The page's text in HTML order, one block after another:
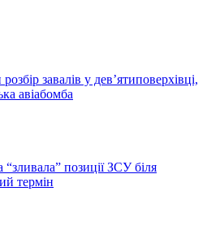
завалів у дев’ятиповерхівці,
авіабомба
позиції ЗСУ біля
термін